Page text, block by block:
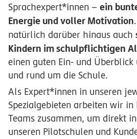
Sprachexpert*innen – ein
Energie und voller Motivation
natürlich darüber hinaus auch
Kindern im schulpflichtigen
einen guten Ein- und
und rund um die Schule.
Als Expert*innen in unseren
Spezialgebieten arbeiten wir
Teams zusammen, um direkt
unseren Pilotschulen und